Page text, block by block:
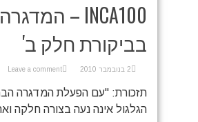
INCA100 – המדגרה
בביקורת חלק ב'
2 בנובמבר 2010 Leave a comment
תזכורת: "עם הפעלת המדגרה
הגלגול אינה נעה בצורה חלקה